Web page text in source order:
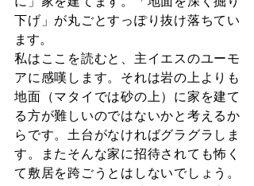
下げ」が丸ごとすっぽり抜け落ちてい
ます。
私はここを読むと、主イエスのユーモ
アに感嘆します。それは岩の上よりも
地面（マタイでは砂の上）に家を建て
る方が難しいのではないかと考えるか
らです。土台がなければグラグラしま
す。またそんな家に招待されても怖く
て敷居を跨ごうとはしないでしょう。